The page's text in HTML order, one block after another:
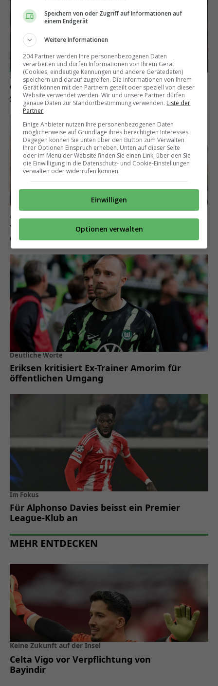
In England heiss begehrt
Wunschspieler: Liverpool packt 75-Millionen-
Star auf die Liste
Abwerbeversuche
Trainer-Hammer im Anflug? ManUtd visiert
Coup mit Julian Nagelsmann an
Deutliche Worte
Eriksen kritisiert Ex-Trainer Amorim für
öffentlichen Umgang
Im Fokus
Für Alphonso Davies beisst ein Premier
League-Klub an
MEHR ENTDECKEN
Keine Zukunft auf der Insel
Celta Vigo vor Verpflichtung von
Bayindir
Speichern von oder Zugriff auf Informationen auf
einem Endgerät
Weitere Informationen
204 Partner werden Ihre personenbezogenen Daten
verarbeiten und dürfen Informationen von Ihrem Gerät
(Cookies, eindeutige Kennungen und andere Gerätedaten)
speichern und darauf zugreifen. Die Informationen von Ihrem
Gerät können mit den Partnern geteilt oder speziell von dieser
Website verwendet werden. Wir und unsere Partner dürfen
genaue Daten zur Standortbestimmung verwenden. Liste der
Partner
Einige Anbieter nutzen Ihre personenbezogenen Daten
möglicherweise auf Grundlage ihres berechtigten Interesses.
Dagegen können Sie unten über den Button zum Verwalten
Ihrer Optionen Einspruch erheben. Unten auf dieser Seite
oder im Menü der Website finden Sie einen Link, über den Sie
die Einwilligung in die Datenschutz- und Cookie-Einstellungen
verwalten oder widerrufen können.
Einwilligen
Optionen verwalten